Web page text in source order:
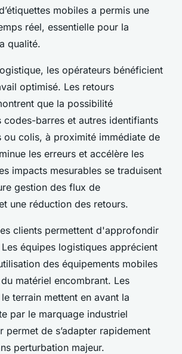
mobiles a permis une
réel, essentielle pour la
qualité.
les opérateurs bénéficient
optimisé. Les retours
que la possibilité
codes-barres et autres identifiants
ou colis, à proximité immédiate de
les erreurs et accélère les
impacts mesurables se traduisent
gestion des flux de
une réduction des retours.
clients permettent d'approfondir
équipes logistiques apprécient
des équipements mobiles
matériel encombrant. Les
terrain mettent en avant la
par le marquage industriel
permet de s’adapter rapidement
perturbation majeur.